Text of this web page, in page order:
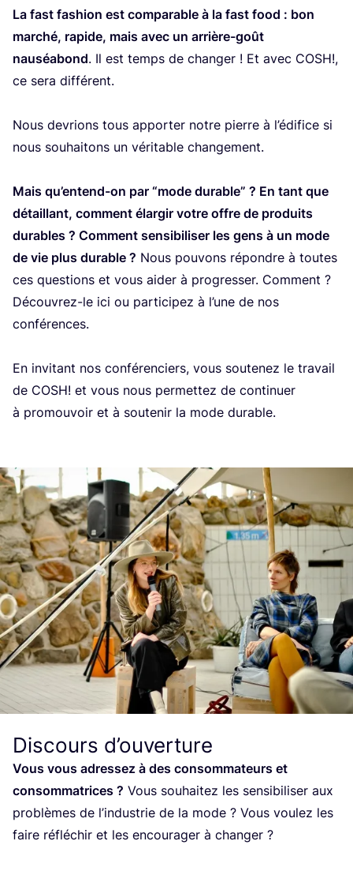
La fast fashion est com­pa­rable à la fast food : bon
mar­ché, rapide, mais avec un arrière-goût
nau­séa­bond. Il est temps de chan­ger ! Et avec COSH!,
ce sera dif­fé­rent.
Nous devrions tous appor­ter notre pierre à l’é­di­fice si
nous sou­hai­tons un véri­table chan­ge­ment.
Mais qu’en­tend-on par “mode durable” ? En tant que
détaillant, com­ment élar­gir votre offre de pro­duits
durables ? Com­ment sen­si­bi­li­ser les gens à un mode
de vie plus durable ? Nous pou­vons répondre à toutes
ces ques­tions et vous aider à pro­gres­ser. Com­ment ?
Décou­vrez-le ici ou par­ti­ci­pez à l’une de nos
confé­rences.
En invi­tant nos confé­ren­ciers, vous sou­te­nez le tra­vail
de COSH! et vous nous per­met­tez de conti­nuer
à pro­mou­voir et à sou­te­nir la mode durable.
Discours d’ouverture
Vous vous adres­sez à des consom­ma­teurs et
consom­ma­trices ? Vous sou­hai­tez les sen­si­bi­li­ser aux
pro­blèmes de l’in­dus­trie de la mode ? Vous vou­lez les
faire réflé­chir et les encou­ra­ger à chan­ger ?